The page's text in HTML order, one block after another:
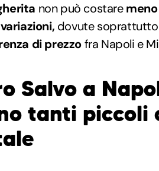
non può costare
variazioni, dovute soprattutto
di prezzofra Napoli e
Salvo a
tanti piccoli